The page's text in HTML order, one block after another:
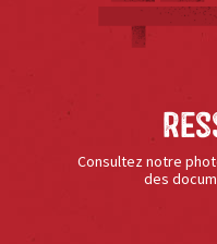
Consultez notre
des